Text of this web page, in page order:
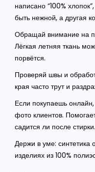
написано “100%
быть нежной, а другая
Обращай внимание на
Лёгкая летняя ткань
порвётся.
Проверяй швы и
края часто трут и
Если покупаешь
фото клиентов.
садится ли после стирки.
Держи в уме: синтетика
изделиях из 100%